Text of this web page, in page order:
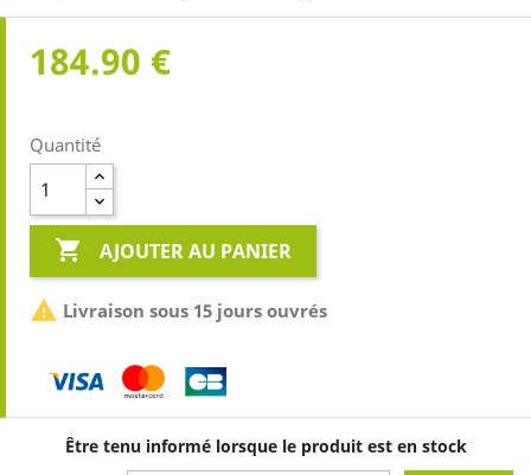
184.90 €
Quantité
 AJOUTER AU PANIER
 Livraison sous 15 jours ouvrés
Être tenu informé lorsque le produit est en stock